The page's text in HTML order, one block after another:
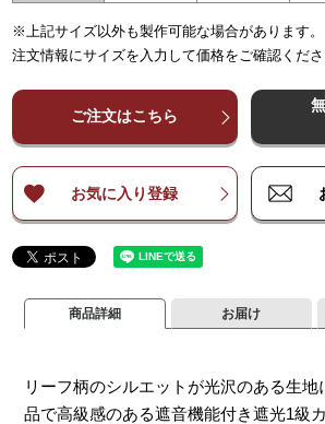
～65 ～ 150 ～225
¥11,500 23,000
～125 ～250 ～
¥11,500 23,000 ¥
※上記サイズ以外も製作可能な場合があります。
注文情報にサイズを入力して価格をご確認くださ
ご注文はこちら
お気に入り登録
商品詳細
リーフ柄のシルエットが光沢のある生地
品で高級感のある遮音機能付き遮光1級
お届け